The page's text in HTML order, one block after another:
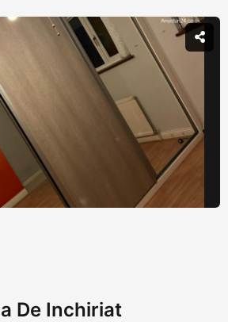
De Inchiriat